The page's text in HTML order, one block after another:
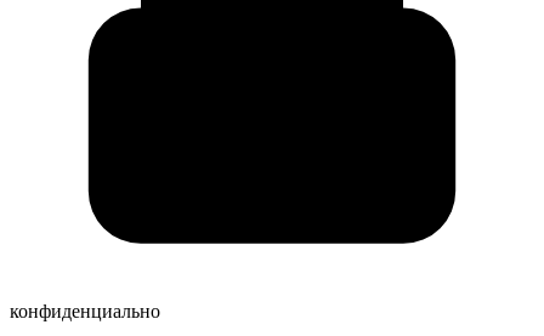
конфиденциально